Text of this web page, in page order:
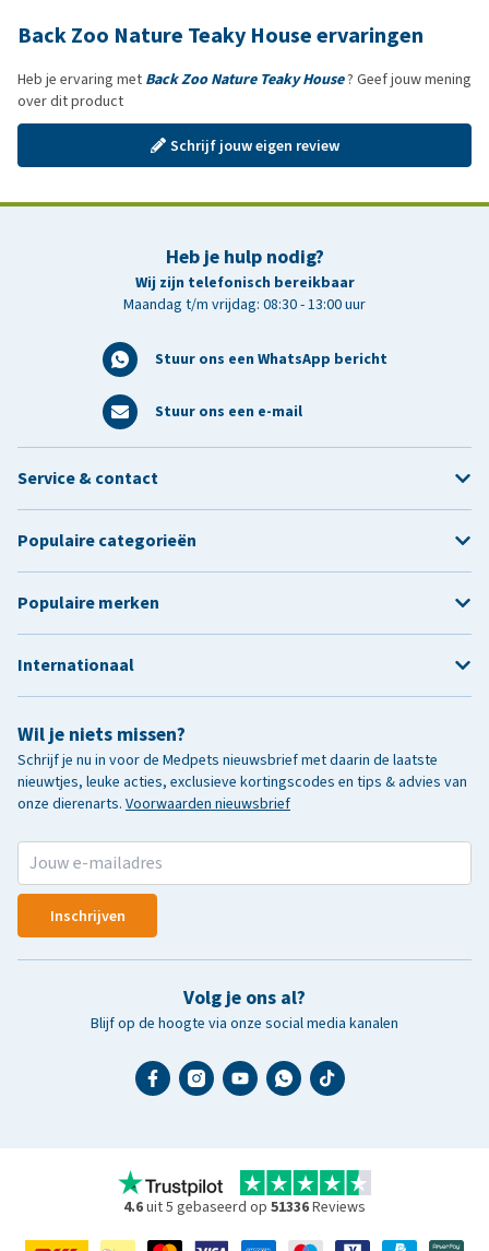
Back Zoo Nature Teaky House ervaringen
Heb je ervaring met Back Zoo Nature Teaky House? Geef jouw mening
over dit product
Schrijf jouw eigen review
Heb je hulp nodig?
Wij zijn telefonisch bereikbaar
Maandag t/m vrijdag: 08:30 - 13:00 uur
Stuur ons een WhatsApp bericht
Stuur ons een e-mail
Wil je niets missen?
Schrijf je nu in voor de Medpets nieuwsbrief met daarin de laatste
nieuwtjes, leuke acties, exclusieve kortingscodes en tips & advies van
onze dierenarts. Voorwaarden nieuwsbrief
Inschrijven
Volg je ons al?
Blijf op de hoogte via onze social media kanalen
Service & contact
Populaire categorieën
Populaire merken
Internationaal
4.6uit 5 gebaseerd op 51336Reviews